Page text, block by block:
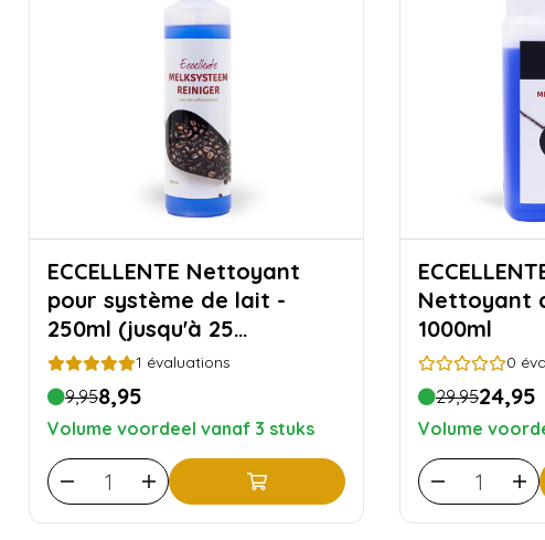
ECCELLENTE Nettoyant
pour système de lait -
250ml (jusqu'à 25
nettoyages)
1 évaluations
9,958,95
Volume voordeel vanaf 3 stuks
Nettoyant
1000ml
0
29,9524,95
Volume